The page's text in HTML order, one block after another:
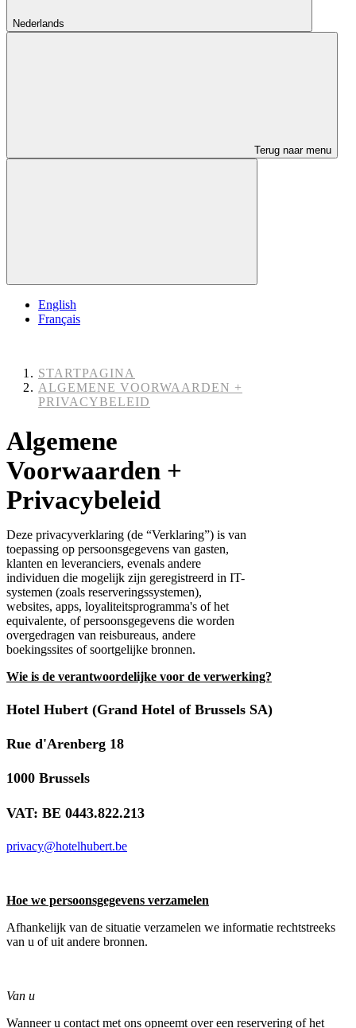
Nederlands
Terug naar menu
English
Français
STARTPAGINA
ALGEMENE VOORWAARDEN +
PRIVACYBELEID
Algemene
Voorwaarden +
Privacybeleid
Deze privacyverklaring (de “Verklaring”) is van
toepassing op persoonsgegevens van gasten,
klanten en leveranciers, evenals andere
individuen die mogelijk zijn geregistreerd in IT-
systemen (zoals reserveringssystemen),
websites, apps, loyaliteitsprogramma's of het
equivalente, of persoonsgegevens die worden
overgedragen van reisbureaus, andere
boekingssites of soortgelijke bronnen.
Wie is de verantwoordelijke voor de verwerking?
Hotel Hubert (Grand Hotel of Brussels SA)
Rue d'Arenberg 18
1000 Brussels
VAT: BE 0443.822.213
privacy@hotelhubert.be
Hoe we persoonsgegevens verzamelen
Afhankelijk van de situatie verzamelen we informatie rechtstreeks
van u of uit andere bronnen.
Van u
Wanneer u contact met ons opneemt over een reservering of het